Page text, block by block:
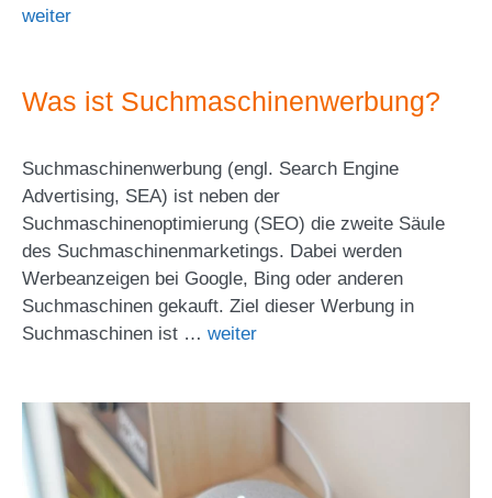
weiter
Was ist Suchmaschinenwerbung?
Suchmaschinenwerbung (engl. Search Engine
Advertising, SEA) ist neben der
Suchmaschinenoptimierung (SEO) die zweite Säule
des Suchmaschinenmarketings. Dabei werden
Werbeanzeigen bei Google, Bing oder anderen
Suchmaschinen gekauft. Ziel dieser Werbung in
Suchmaschinen ist … weiter